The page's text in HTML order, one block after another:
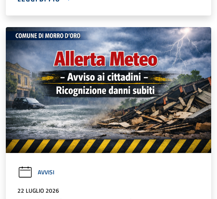
AVVISI
22 LUGLIO 2026